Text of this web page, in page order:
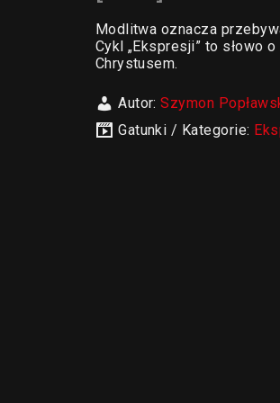
Modlitwa oznacza
Cykl „Ekspresji” to słowo
Chrystusem.
Autor:Szymon
Gatunki / Kategorie: